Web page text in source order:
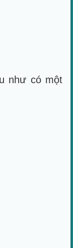
như có một